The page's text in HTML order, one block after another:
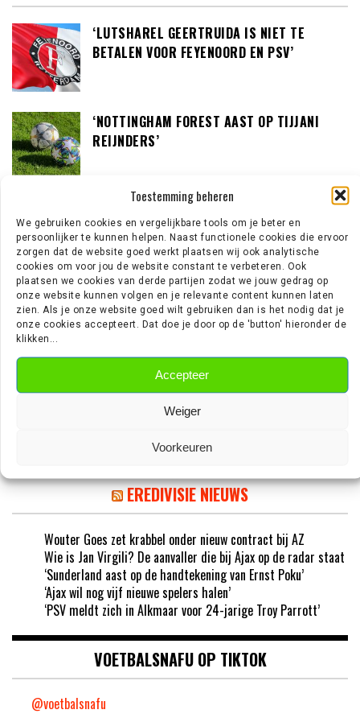
Toestemming beheren
We gebruiken cookies en vergelijkbare tools om je beter en
persoonlijker te kunnen helpen. Naast functionele cookies die ervoor
zorgen dat de website goed werkt plaatsen wij ook analytische
cookies om voor jou de website constant te verbeteren. Ook
plaatsen we cookies van derde partijen zodat we jouw gedrag op
onze website kunnen volgen en je relevante content kunnen laten
zien. Als je onze website goed wilt gebruiken dan is het nodig dat je
onze cookies accepteert. Dat doe je door op de 'button' hieronder de
klikken...
Accepteer
Weiger
Voorkeuren
‘LUTSHAREL GEERTRUIDA IS NIET TE
BETALEN VOOR FEYENOORD EN PSV’
‘NOTTINGHAM FOREST AAST OP TIJJANI
REIJNDERS’
‘LOUIS VAN GAAL BEREID OM IN GESPREK TE
GAAN MET DE KNVB’
‘TEUN KOOPMEINERS STAAT VOOR
AVONTUUR IN DE PREMIER LEAGUE’
‘AJAX IN GESPREK MET FRANSE
GROOTMACHT PARIS SAINT-GERMAIN’
EREDIVISIE NIEUWS
Wouter Goes zet krabbel onder nieuw contract bij AZ
Wie is Jan Virgili? De aanvaller die bij Ajax op de radar staat
‘Sunderland aast op de handtekening van Ernst Poku’
‘Ajax wil nog vijf nieuwe spelers halen’
‘PSV meldt zich in Alkmaar voor 24-jarige Troy Parrott’
VOETBALSNAFU OP TIKTOK
@voetbalsnafu